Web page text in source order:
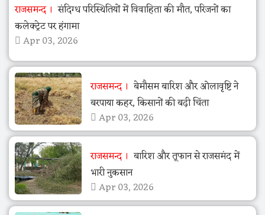
राजसमन्द
संदिग्ध परिस्थितियों में विवाहिता की मौत, परिजनों का
कलेक्ट्रेट पर हंगामा
Apr 03, 2026
राजसमन्द
बेमौसम बारिश और ओलावृष्टि ने
बरपाया कहर, किसानों की बढ़ी चिंता
Apr 03, 2026
राजसमन्द
बारिश और तूफान से राजसमंद में
भारी नुकसान
Apr 03, 2026